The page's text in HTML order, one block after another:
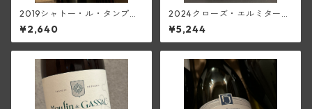
2019シャトー・ル・タンプル
(メドック)
¥2,640
2024クローズ・エルミタージ
ュ・ブラン・シベル(ジャン・
ルイ・シャーヴ・セレクショ
ン)
¥5,244